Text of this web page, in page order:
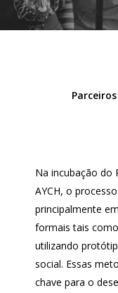
Na incubação do
AYCH, o
principalmente
formais tais
utilizando
social. Essas
chave para o